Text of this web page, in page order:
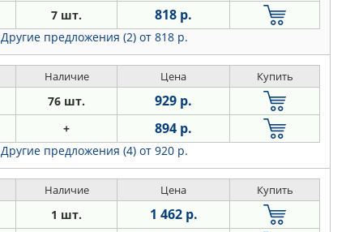
7 шт. 818 р.
Другие предложения (2) от 818 р.
Наличие Цена Купить
76 шт. 929 р.
+ 894 р.
Другие предложения (4) от 920 р.
Наличие Цена Купить
1 шт. 1 462 р.